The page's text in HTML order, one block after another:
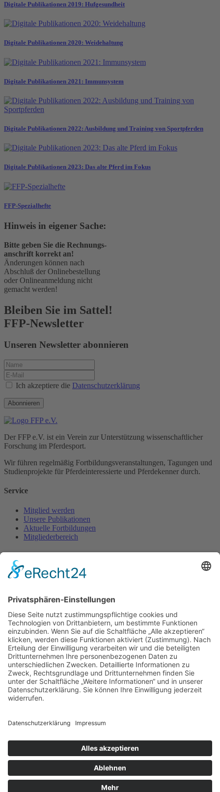
Digitale Publikationen 2019: Hufgesundheit
Digitale Publikationen 2020: Weidehaltung
Digitale Publikationen 2021: Immunsystem
Digitale Publikationen 2022: Ausbildung und Training von Sportpferden
Digitale Publikationen 2023: Das alte Pferd im Fokus
FFP-Spezialhefte
Hinweis in eigener Sache:
Bitte geben Sie die Rechnungs-
anschrift korrekt an!
Änderungen können nach
Abschluß der Onlinebestellung
oder Onlineanmeldung nicht
gemacht werden!
Bleiben Sie im Sattel!
FFP-Newsletter
Unseren Newsletter abonnieren
Ich akzeptiere die Datenschutzerklärung
Abonnieren
Der FFP e.V. ist ein Verein zur Unterstützung wissenschaftlicher
Forschung im Pferdesport.
Wir führen regelmäßig Fortbildungs­veranstaltungen, Tagungen und
Studienprojekte für Pferde­interessierte und Pferde­kenner durch.
Service
Mitglied werden
Unsere Publikationen
Aktuelle Fortbildungen
Mitgliederbereich
FFP e.V.
52428 Jülich
Fon. 02461-340 430
Diese E-Mail-Adresse ist vor Spambots geschützt! Zur Anzeige
muss JavaScript eingeschaltet sein.
www.ffp-ev.de
Bankverbindung
Sparkasse Essen
DE69 3605 0105 0006 4637 98
Online-Bestellung oder -Anmeldung widerrufen
© FFP e.V. All rights reserved.2026